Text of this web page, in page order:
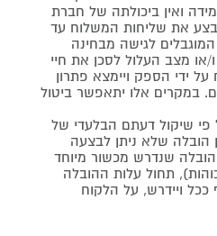
ואין ביכולתה של חברת
את שליחות המשלוח עד
לגישה מבחינה
ו/או מצב העלול לסכן את חיי
על ידי הספק ויימצא פתרון
במקרים אלו יתאפשר ביטול
שיקול דעתם הבלעדי של
הובלה שלא ניתן לבצעה
שנדרש מכשור מיוחד
תחול עלות ההובלה
ויידרש, על הלקוח